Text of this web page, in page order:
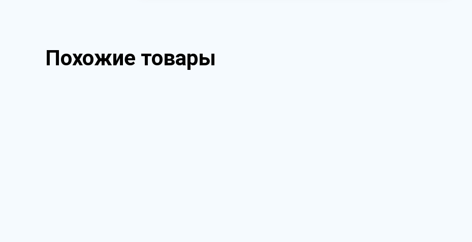
Похожие товары